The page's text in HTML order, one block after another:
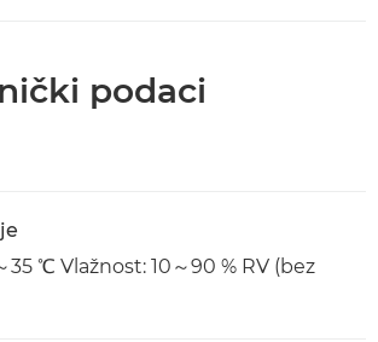
podaci
35 ℃ Vlažnost: 10～90 % RV (bez